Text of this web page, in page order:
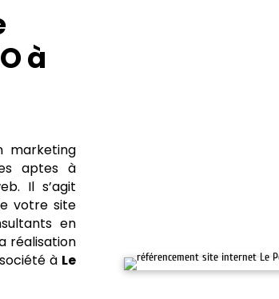
à
marketing
aptes à
Il s’agit
votre site
en
réalisation
à Le